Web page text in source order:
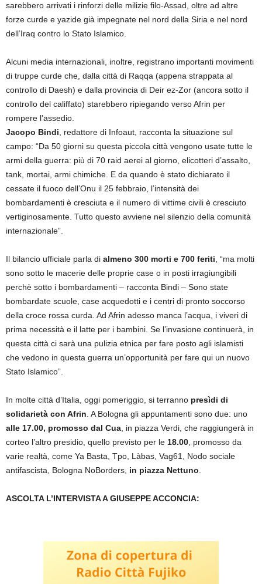
sarebbero arrivati i rinforzi delle milizie filo-Assad, oltre ad altre
forze curde e yazide già impegnate nel nord della Siria e nel nord
dell’Iraq contro lo Stato Islamico.
Alcuni media internazionali, inoltre, registrano importanti movimenti
di truppe curde che, dalla città di Raqqa (appena strappata al
controllo di Daesh) e dalla provincia di Deir ez-Zor (ancora sotto il
controllo del califfato) starebbero ripiegando verso Afrin per
rompere l’assedio.
Jacopo Bindi , redattore di Infoaut, racconta la situazione sul
campo: “Da 50 giorni su questa piccola città vengono usate tutte le
armi della guerra: più di 70 raid aerei al giorno, elicotteri d’assalto,
tank, mortai, armi chimiche. E da quando è stato dichiarato il
cessate il fuoco dell’Onu il 25 febbraio, l’intensità dei
bombardamenti è cresciuta e il numero di vittime civili è cresciuto
vertiginosamente. Tutto questo avviene nel silenzio della comunità
internazionale”.
Il bilancio ufficiale parla di almeno 300 morti e 700 feriti , “ma molti
sono sotto le macerie delle proprie case o in posti irragiungibili
perchè sotto i bombardamenti – racconta Bindi – Sono state
bombardate scuole, case acquedotti e i centri di pronto soccorso
della croce rossa curda. Ad Afrin adesso manca l’acqua, i viveri di
prima necessità e il latte per i bambini. Se l’invasione continuerà, in
questa città ci sarà una pulizia etnica per fare posto agli islamisti
che vedono in questa guerra un’opportunità per fare qui un nuovo
Stato Islamico”.
In molte città d’Italia, oggi pomeriggio, si terranno presìdi di
solidarietà con Afrin . A Bologna gli appuntamenti sono due: uno
alle 17.00, promosso dal Cua , in piazza Verdi, che raggiungerà in
corteo l’altro presidio, quello previsto per le 18.00 , promosso da
varie realtà, come Ya Basta, Tpo, Làbas, Vag61, Nodo sociale
antifascista, Bologna NoBorders, in piazza Nettuno
ASCOLTA L’INTERVISTA A GIUSEPPE ACCONCIA: